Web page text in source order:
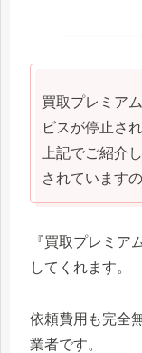
買取プレミア
ビスが停止さ
上記でご紹介
されています
『買取プレミア
してくれます。
依頼費用も完全
業者です。